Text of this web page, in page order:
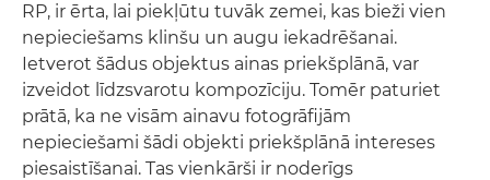
RP, ir ērta, lai piekļūtu tuvāk zemei, kas bieži vien
nepieciešams klinšu un augu iekadrēšanai.
Ietverot šādus objektus ainas priekšplānā, var
izveidot līdzsvarotu kompozīciju. Tomēr paturiet
prātā, ka ne visām ainavu fotogrāfijām
nepieciešami šādi objekti priekšplānā intereses
piesaistīšanai. Tas vienkārši ir noderīgs